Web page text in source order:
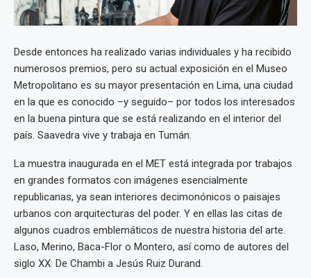
Desde entonces ha realizado varias individuales y ha recibido
numerosos premios, pero su actual exposición en el Museo
Metropolitano es su mayor presentación en Lima, una ciudad
en la que es conocido –y seguido– por todos los interesados
en la buena pintura que se está realizando en el interior del
país. Saavedra vive y trabaja en Tumán.
La muestra inaugurada en el MET está integrada por trabajos
en grandes formatos con imágenes esencialmente
republicanas, ya sean interiores decimonónicos o paisajes
urbanos con arquitecturas del poder. Y en ellas las citas de
algunos cuadros emblemáticos de nuestra historia del arte.
Laso, Merino, Baca-Flor o Montero, así como de autores del
siglo XX: De Chambi a Jesús Ruiz Durand.